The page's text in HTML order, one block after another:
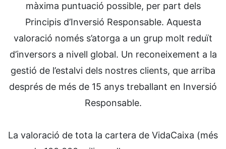
màxima puntuació possible, per part dels
Principis d’Inversió Responsable. Aquesta
valoració només s’atorga a un grup molt reduït
d’inversors a nivell global. Un reconeixement a la
gestió de l’estalvi dels nostres clients, que arriba
després de més de 15 anys treballant en Inversió
Responsable.
La valoració de tota la cartera de VidaCaixa (més